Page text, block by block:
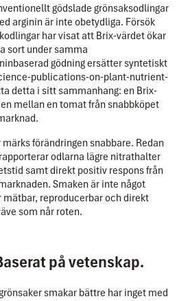
gödslade grönsaksodlingar
arginin är inte obetydliga. Försök
har visat att Brix-värdet ökar
sort under samma
gödning ersätter syntetiskt
publications-on-plant-nutrient-
detta i sitt sammanhang: en Brix-
mellan en tomat från snabbköpet
förändringen snabbare. Redan
odlarna lägre nitrathalter
samt direkt positiv respons från
Smaken är inte något
reproducerbar och direkt
som når roten.
på vetenskap.
smakar bättre har inget med